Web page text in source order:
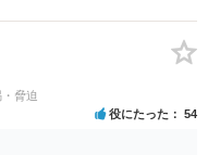
脅迫
役にたった 54